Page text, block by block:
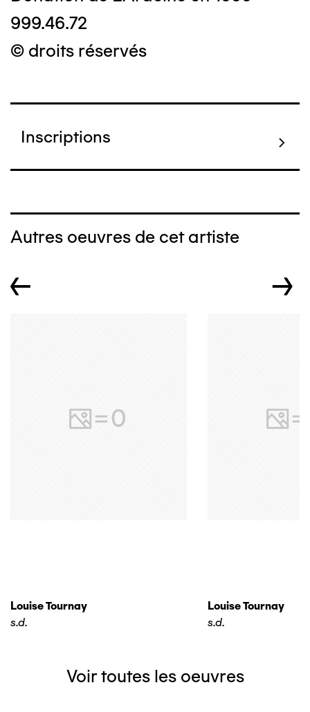
999.46.72
© droits réservés
Inscriptions
Autres oeuvres de cet artiste
← →
Louise Tournay
s.d.
Louise Tournay
s.d.
Voir toutes les oeuvres